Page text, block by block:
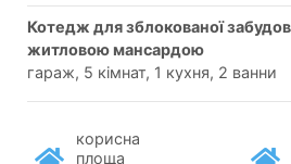
котедж для зблокованої забудови одноповерховий з
житловою мансардою
гараж, 5 кімнат, 1 кухня, 2 ванни
корисна
площа